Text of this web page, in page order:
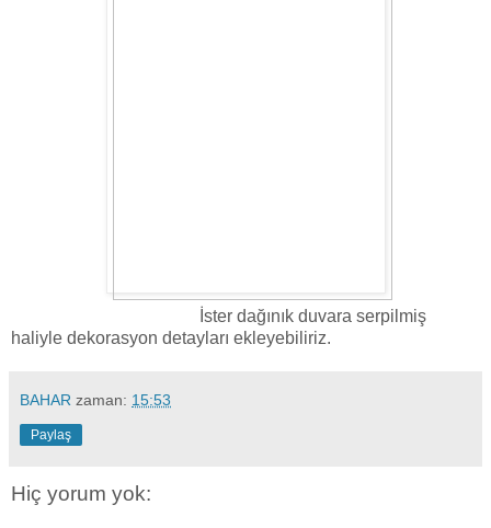
İster dağınık duvara serpilmiş
haliyle dekorasyon detayları ekleyebiliriz.
BAHAR zaman: 15:53
Paylaş
Hiç yorum yok: